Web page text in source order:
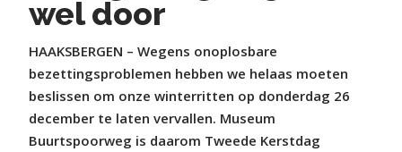
wel door
HAAKSBERGEN – Wegens onoplosbare
bezettingsproblemen hebben we helaas moeten
beslissen om onze winterritten op donderdag 26
december te laten vervallen. Museum
Buurtspoorweg is daarom Tweede Kerstdag